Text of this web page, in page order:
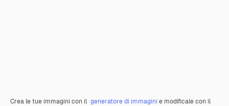
Crea le tue immagini con il generatore di immagini e modificale con il